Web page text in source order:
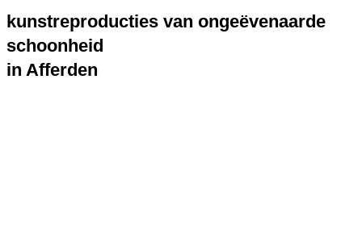
kunstreproducties van ongeëvenaarde
schoonheid
in Afferden